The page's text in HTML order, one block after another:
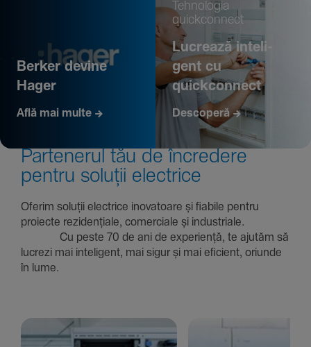
Berker devine
Hager
Află mai multe
Tehno­logia
quickconnect
Lucrează inte­li­
gent cu
quickconnect
Descoperă
Parte­nerul tău de încre­dere
pentru soluții electrice
Oferim soluții electrice inova­toare și fiabile pentru
proiecte rezi­den­țiale, comer­ciale și indus­triale.
Cu peste 70 de ani de expe­riență, te ajutăm să
lucrezi mai inte­li­gent, mai sigur și mai eficient, oriunde
în lume.